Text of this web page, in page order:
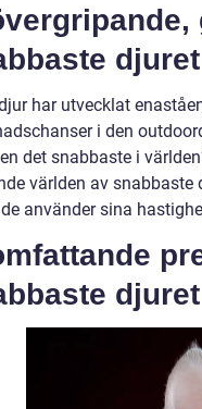
har utvecklat
i den
det snabbaste i
världen av
använder sina